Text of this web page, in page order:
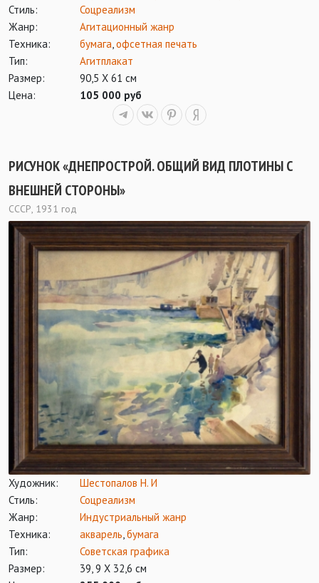
Стиль:
Соцреализм
Жанр:
Агитационный жанр
Техника:
бумага офсетная печать
Тип:
Агитплакат
Размер:
90,5 Х 61 см
Цена:
105 000 руб
РИСУНОК «ДНЕПРОСТРОЙ. ОБЩИЙ ВИД ПЛОТИНЫ С
ВНЕШНЕЙ СТОРОНЫ»
СССР, 1931 год
Художник:
Шестопалов Н. И
Стиль:
Соцреализм
Жанр:
Индустриальный жанр
Техника:
акварель,бумага
Тип:
Советская графика
Размер:
39, 9 Х 32,6 см